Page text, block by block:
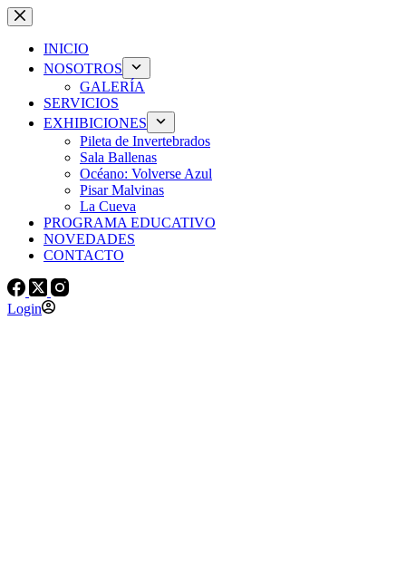
Skip
to
contentINICIO
NOSOTROS
GALERÍA
SERVICIOS
EXHIBICIONES
Pileta de Invertebrados
Sala Ballenas
Océano: Volverse Azul
Pisar Malvinas
La Cueva
PROGRAMA EDUCATIVO
NOVEDADES
CONTACTO
Login